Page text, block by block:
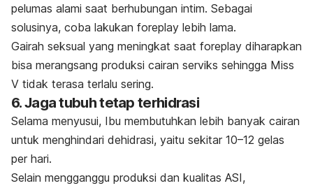
pelumas alami saat berhubungan intim. Sebagai
solusinya, coba lakukan foreplay lebih lama.
Gairah seksual yang meningkat saat foreplay diharapkan
bisa merangsang produksi cairan serviks sehingga Miss
V tidak terasa terlalu sering.
6. Jaga tubuh tetap terhidrasi
Selama menyusui, Ibu membutuhkan lebih banyak cairan
untuk menghindari dehidrasi, yaitu sekitar 10–12 gelas
per hari.
Selain mengganggu produksi dan kualitas ASI,